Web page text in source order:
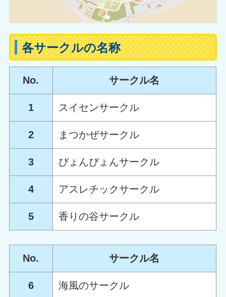
各サークルの名称
No. サークル名
1 スイセンサークル
2 まつかぜサークル
3 ぴょんぴょんサークル
4 アスレチックサークル
5 香りの谷サークル
No. サークル名
6 海風のサークル